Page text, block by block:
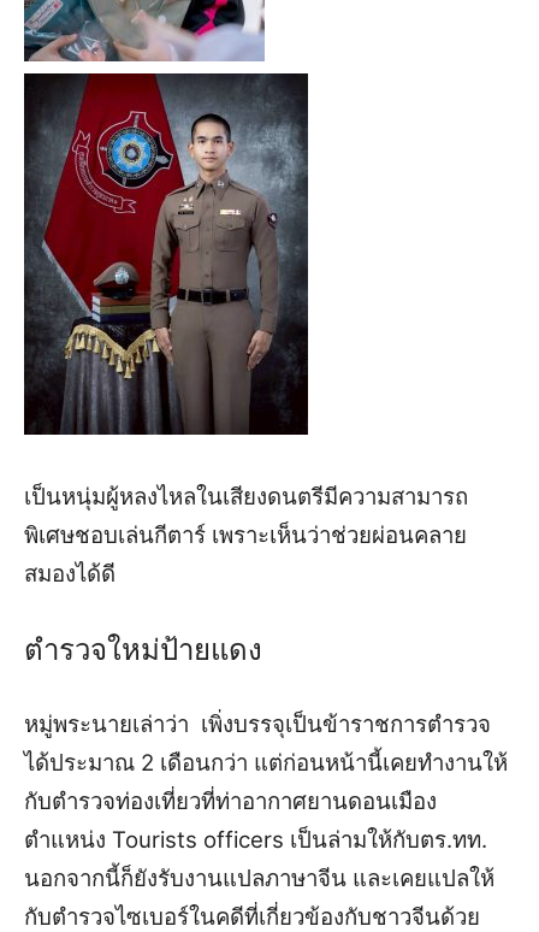
เป็นหนุ่มผู้หลงไหลในเสียงดนตรีมีความสามารถ
พิเศษชอบเล่นกีตาร์ เพราะเห็นว่าช่วยผ่อนคลาย
สมองได้ดี
ตำรวจใหม่ป้ายแดง
หมู่พระนายเล่าว่า เพิ่งบรรจุเป็นข้าราชการตำรวจ
ได้ประมาณ 2 เดือนกว่า แต่ก่อนหน้านี้เคยทำงานให้
กับตำรวจท่องเที่ยวที่ท่าอากาศยานดอนเมือง
ตำแหน่ง Tourists officers เป็นล่ามให้กับตร.ทท.
นอกจากนี้ก็ยังรับงานแปลภาษาจีน และเคยแปลให้
กับตำรวจไซเบอร์ในคดีที่เกี่ยวข้องกับชาวจีนด้วย